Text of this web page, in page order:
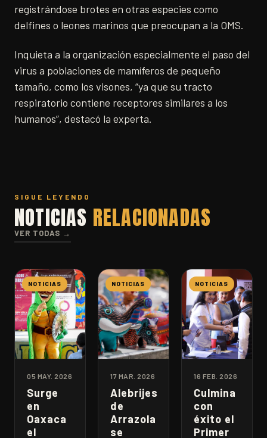
registrándose brotes en otras especies como
delfines o leones marinos que preocupan a la OMS.
Inquieta a la organización especialmente el paso del
virus a poblaciones de mamíferos de pequeño
tamaño, como los visones, “ya que su tracto
respiratorio contiene receptores similares a los
humanos”, destacó la experta.
SIGUE LEYENDO
NOTICIAS RELACIONADAS
VER TODAS →
NOTICIAS
05 MAY. 2026
Surge
en
Oaxaca
el
NOTICIAS
17 MAR. 2026
Alebrijes
de
Arrazola
se
NOTICIAS
16 FEB. 2026
Culmina
con
éxito el
Primer